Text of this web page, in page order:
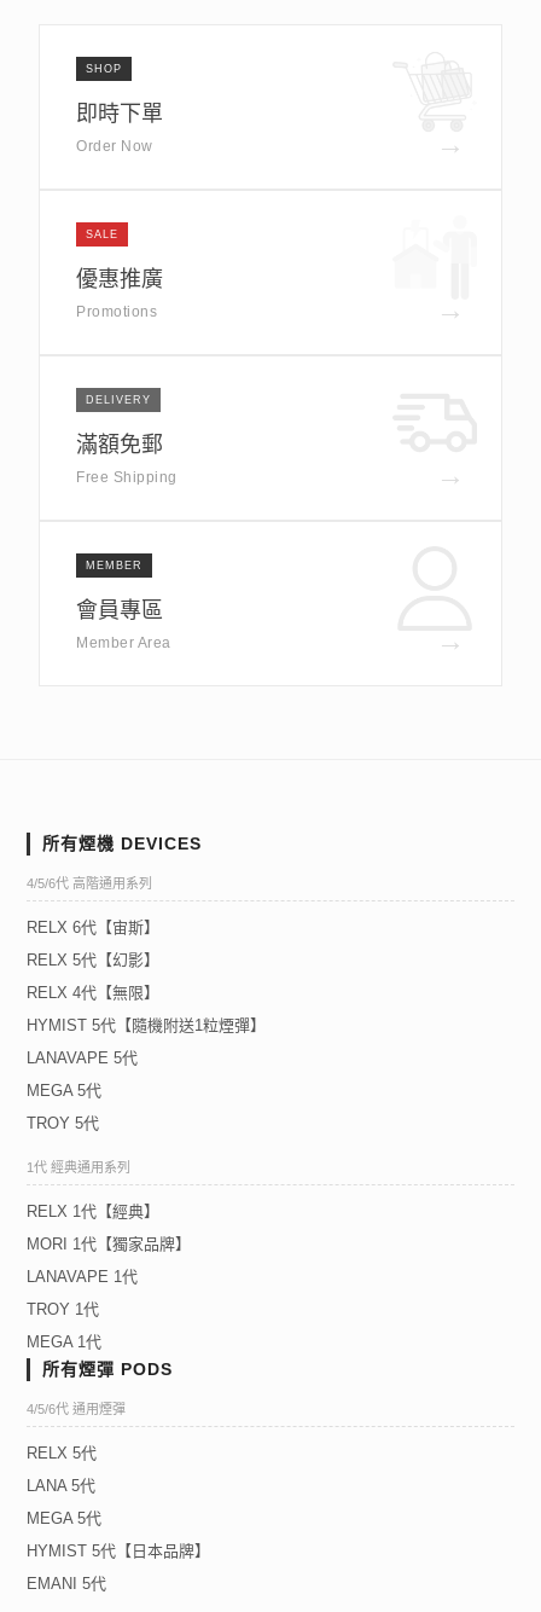
SHOP
即時下單
Order Now →
SALE
優惠推廣
Promotions →
DELIVERY
滿額免郵
Free Shipping →
MEMBER
會員專區
Member Area →
所有煙機 DEVICES
4/5/6代 高階通用系列
RELX 6代【宙斯】
RELX 5代【幻影】
RELX 4代【無限】
HYMIST 5代【隨機附送1粒煙彈】
LANAVAPE 5代
MEGA 5代
TROY 5代
1代 經典通用系列
RELX 1代【經典】
MORI 1代【獨家品牌】
LANAVAPE 1代
TROY 1代
MEGA 1代
所有煙彈 PODS
4/5/6代 通用煙彈
RELX 5代
LANA 5代
MEGA 5代
HYMIST 5代【日本品牌】
EMANI 5代